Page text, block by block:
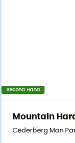
Hose - Herren -
Second Hand
Mountain
Cederberg Man